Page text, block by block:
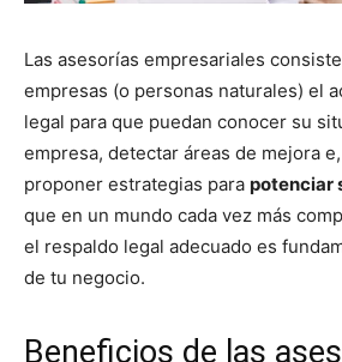
Las asesorías empresariales
empresas (o personas naturales) el
legal para que puedan conocer su
empresa, detectar áreas de mejora
proponer estrategias para potenciar
que en un mundo cada vez más
el respaldo legal adecuado es
de tu negocio.
Beneficios de las